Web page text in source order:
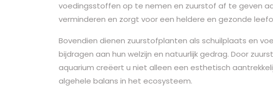
voedingsstoffen op te nemen en zuurstof af te geven
verminderen en zorgt voor een heldere en gezonde
Bovendien dienen zuurstofplanten als schuilplaats en
bijdragen aan hun welzijn en natuurlijk gedrag. Door
aquarium creëert u niet alleen een esthetisch
algehele balans in het ecosysteem.